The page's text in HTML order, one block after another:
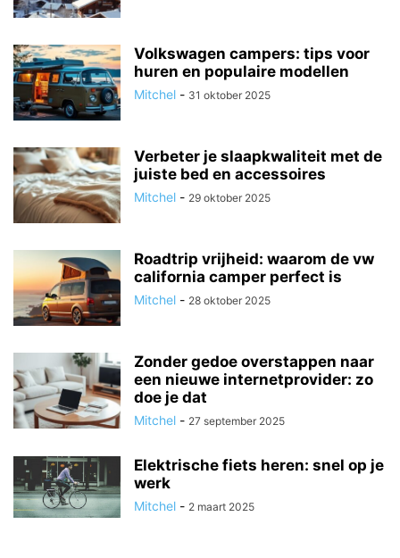
Volkswagen campers: tips voor
huren en populaire modellen
Mitchel - 31 oktober 2025
Verbeter je slaapkwaliteit met de
juiste bed en accessoires
Mitchel - 29 oktober 2025
Roadtrip vrijheid: waarom de vw
california camper perfect is
Mitchel - 28 oktober 2025
Zonder gedoe overstappen naar
een nieuwe internetprovider: zo
doe je dat
Mitchel - 27 september 2025
Elektrische fiets heren: snel op je
werk
Mitchel - 2 maart 2025